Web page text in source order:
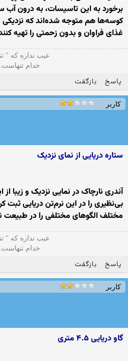
برخورد به این تاسیسات، به درون آب
کوسه‌ها هم متوجه شده‌اند که نزدیکی
غذای فراوان و بدون زحمتی را تهیه
ﻋﻴﺐ ﻧﺪﺍره ﻛﻪ "
ﺧﺪاﻡ
پاسخ بازگفت
کاربر
ستاره دریایی از نمای نزدیک
آندری نارچاک در نمایی نزدیک و زیبا از
بی‌نظیری را در این نرم‌تن دریایی ثبت
مختلف الگوهای مختلفی را در
ﻋﻴﺐ ﻧﺪﺍره ﻛﻪ "
ﺧﺪاﻡ
پاسخ بازگفت
کاربر
گاو دریایی ۴.۵ متری